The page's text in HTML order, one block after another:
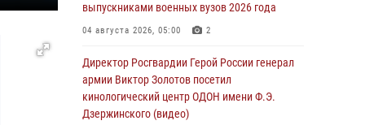
07 августа 2026, 11:34 3 1
основам взрывобезопасности
07 августа 2026, 11:33
Рэпер ST посетил раненых росгвардейцев в
выпускниками военных вузов 2026 года
04 августа 2026, 05:00 2
Директор Росгвардии Герой России генерал
армии Виктор Золотов посетил
кинологический центр ОДОН имени Ф.Э.
Дзержинского (видео)